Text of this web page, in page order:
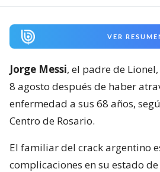
VER
Jorge Messi, el padre de
8 agosto después de haber
enfermedad a sus 68 años,
Centro de Rosario.
El familiar del crack argentino
complicaciones en su estado